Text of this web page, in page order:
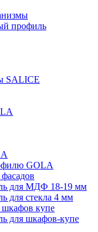
профиль
SALICE
GOLA
для МДФ 18-19 мм
для стекла 4 мм
купе
для шкафов-купе